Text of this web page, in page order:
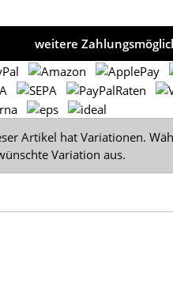
weitere
Artikel hat Variationen.
Variation aus.